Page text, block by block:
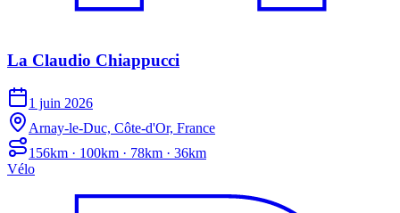
La Claudio Chiappucci
1 juin 2026
Arnay-le-Duc, Côte-d'Or, France
156km · 100km · 78km · 36km
Vélo